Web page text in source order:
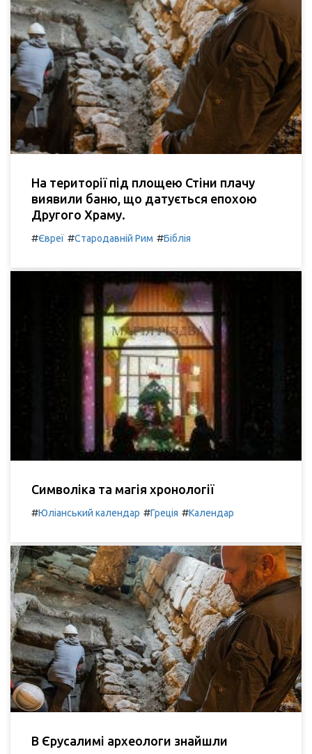
На території під площею Стіни плачу
виявили баню, що датується епохою
Другого Храму.
#Євреї #Стародавній Рим #Біблія
Символіка та магія хронології
#Юліанський календар #Греція #Календар
В Єрусалимі археологи знайшли